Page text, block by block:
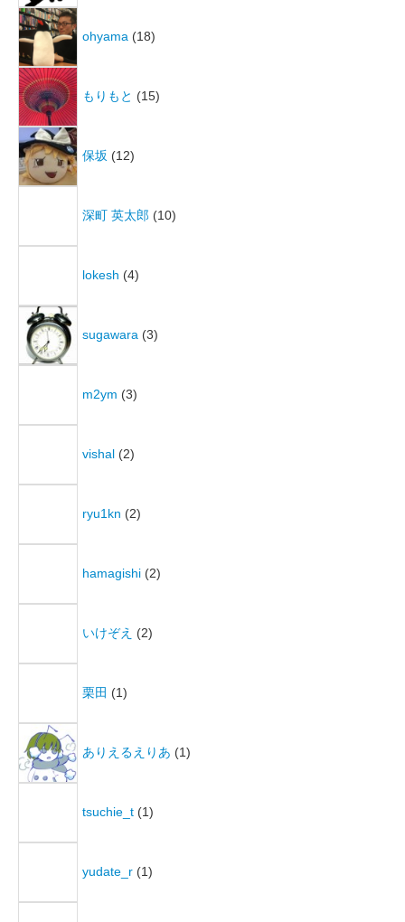
ohyama (18)
もりもと (15)
保坂 (12)
深町 英太郎 (10)
lokesh (4)
sugawara (3)
m2ym (3)
vishal (2)
ryu1kn (2)
hamagishi (2)
いけぞえ (2)
栗田 (1)
ありえるえりあ (1)
tsuchie_t (1)
yudate_r (1)